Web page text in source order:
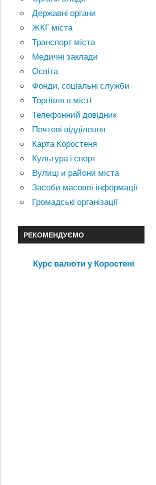
Державні органи
ЖКГ міста
Транспорт міста
Медичні заклади
Освіта
Фонди, соціальні служби
Торгівля в місті
Телефонний довідник
Почтові відділення
Карта Коростеня
Культура і спорт
Вулиці и райони міста
Засоби масової інформації
Громадські організації
РЕКОМЕНДУЄМО
Курс валюти у Коростені